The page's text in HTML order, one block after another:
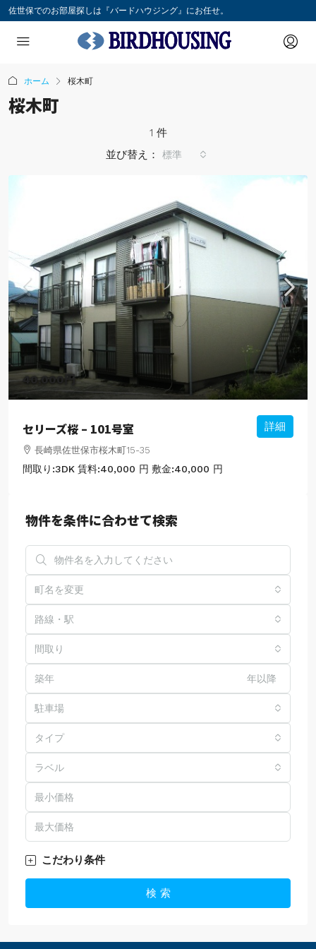
佐世保でのお部屋探しは『バードハウジング』にお任せ。
ホーム 桜木町
桜木町
1 件
並び替え：
標準
40,000円
セリーズ桜 – 101号室
長崎県佐世保市桜木町15-35
間取り:3DK 賃料:40,000 円 敷金:40,000 円
詳細
物件を条件に合わせて検索
町名を変更
路線・駅
間取り
年以降
駐車場
タイプ
ラベル
こだわり条件
検 索